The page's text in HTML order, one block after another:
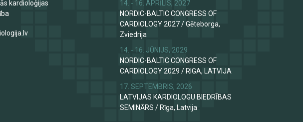
14. - 16. APRĪLIS, 2027
NORDIC-BALTIC CONGRESS OF
CARDIOLOGY 2027/Gēteborga,
Zviedrija
14. - 16. JŪNIJS, 2029
NORDIC-BALTIC CONGRESS OF
CARDIOLOGY 2029 / RIGA, LATVIJA
17. SEPTEMBRIS, 2026
LATVIJAS KARDIOLOGU BIEDRĪBAS
SEMINĀRS / Rīga, Latvija
kardioloģijas